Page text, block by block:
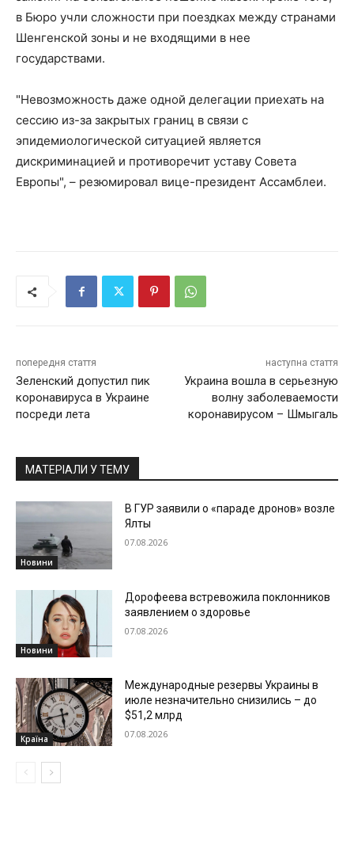
в Бюро учли сложности при поездках между странами
Шенгенской зоны и не входящими в нее
государствами.
"Невозможность даже одной делегации приехать на
сессию из-за закрытых границ в связи с
эпидемиологической ситуацией является
дискриминацией и противоречит уставу Совета
Европы", – резюмировал вице-президент Ассамблеи.
попередня стаття
Зеленский допустил пик
коронавируса в Украине
посреди лета
наступна стаття
Украина вошла в серьезную
волну заболеваемости
коронавирусом – Шмыгаль
МАТЕРІАЛИ У ТЕМУ
Новини
В ГУР заявили о «параде дронов» возле
Ялты
07.08.2026
Новини
Дорофеева встревожила поклонников
заявлением о здоровье
07.08.2026
Країна
Международные резервы Украины в
июле незначительно снизились – до
$51,2 млрд
07.08.2026